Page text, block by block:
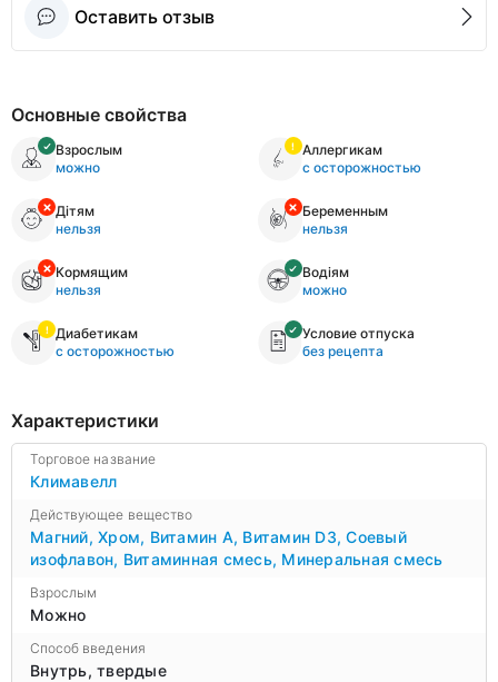
Оставить отзыв
Основные свойства
Взрослым
можно
Аллергикам
с осторожностью
Дітям
нельзя
Беременным
нельзя
Кормящим
нельзя
Водіям
можно
Диабетикам
с осторожностью
Условие отпуска
без рецепта
Характеристики
Торговое название
Климавелл
Действующее вещество
Магний, Хром, Витамин А, Витамин D3,Соевый
изофлавон, Витаминная смесь, Минеральная смесь
Взрослым
Можно
Способ введения
Внутрь, твердые